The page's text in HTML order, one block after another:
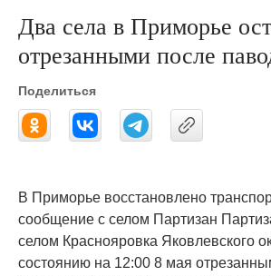
Два села в Приморье
отрезанными после
Поделиться
В Приморье восстановлено
сообщение с селом Партизан
селом Краснояровка Яковлевского
состоянию на 12:00 8 мая